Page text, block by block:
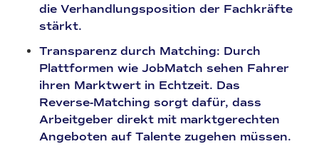
die Verhandlungsposition der Fachkräfte
stärkt.
Transparenz durch Matching: Durch
Plattformen wie JobMatch sehen Fahrer
ihren Marktwert in Echtzeit. Das
Reverse-Matching sorgt dafür, dass
Arbeitgeber direkt mit marktgerechten
Angeboten auf Talente zugehen müssen.